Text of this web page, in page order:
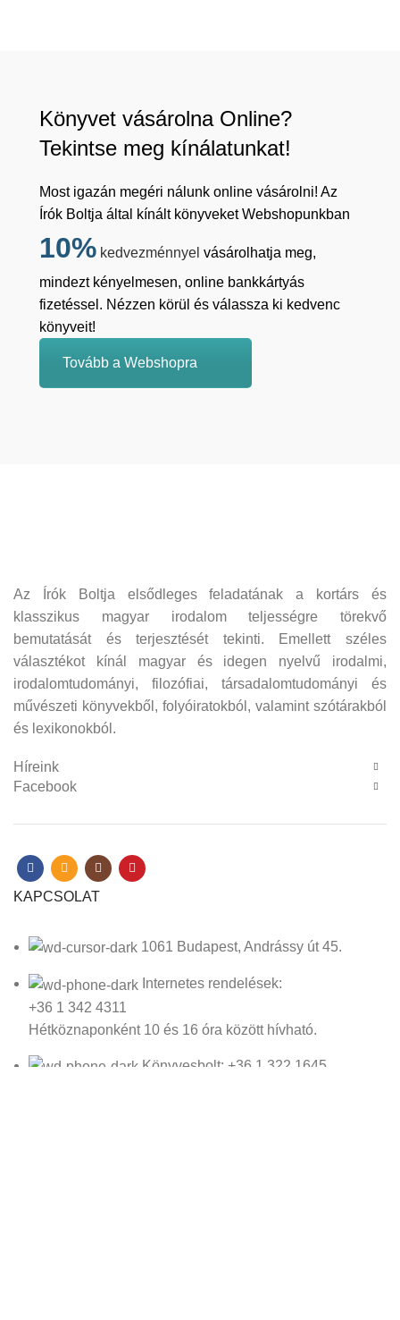
Könyvet vásárolna Online?
Tekintse meg kínálatunkat!
Most igazán megéri nálunk online vásárolni! Az
Írók Boltja által kínált könyveket Webshopunkban
10% kedvezménnyel vásárolhatja meg,
mindezt kényelmesen, online bankkártyás
fizetéssel. Nézzen körül és válassza ki kedvenc
könyveit!
Tovább a Webshopra
Az Írók Boltja elsődleges feladatának a kortárs és
klasszikus magyar irodalom teljességre törekvő
bemutatását és terjesztését tekinti. Emellett széles
választékot kínál magyar és idegen nyelvű irodalmi,
irodalomtudományi, filozófiai, társadalomtudományi és
művészeti könyvekből, folyóiratokból, valamint szótárakból
és lexikonokból.
Híreink
Facebook
KAPCSOLAT
1061 Budapest, Andrássy út 45.
Internetes rendelések:
+36 1 342 4311
Hétköznaponként 10 és 16 óra között hívható.
Könyvesbolt: +36 1 322 1645